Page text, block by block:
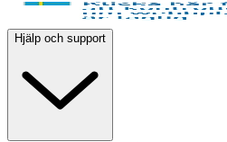
Hjälp och support